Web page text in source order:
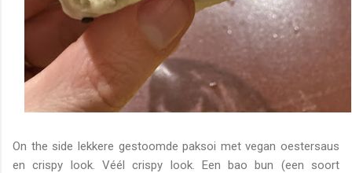
On the side lekkere gestoomde paksoi met vegan oestersaus
en crispy look. Véél crispy look. Een bao bun (een soort